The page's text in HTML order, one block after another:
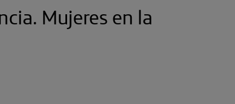
Mujeres en la